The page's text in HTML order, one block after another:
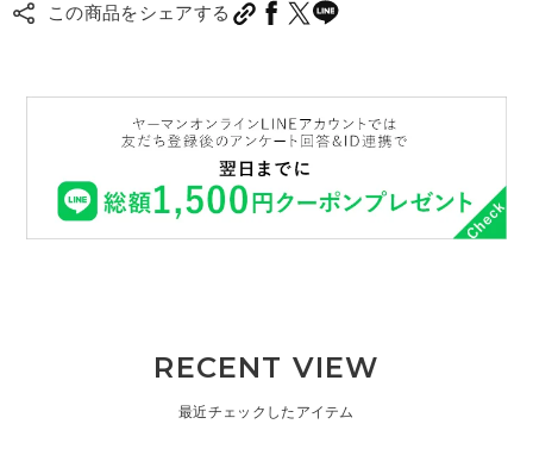
この商品をシェアする
RECENT VIEW
最近チェックしたアイテム